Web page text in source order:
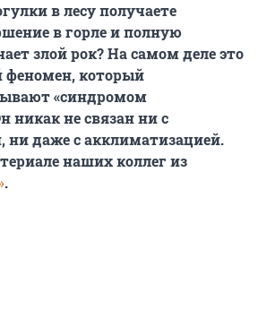
в лесу получаете
в горле и полную
злой рок? На самом деле это
феномен, который
«синдромом
никак не связан ни с
ни даже с акклиматизацией.
наших коллег из
.